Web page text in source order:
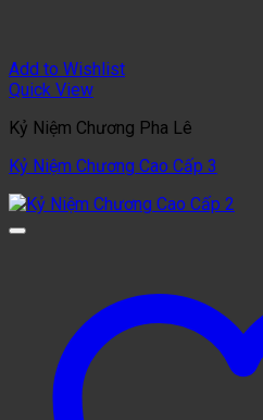
Add to Wishlist
Quick View
Kỷ Niệm Chương Pha Lê
Kỷ Niệm Chương Cao Cấp 3